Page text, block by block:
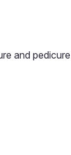
and pedicure